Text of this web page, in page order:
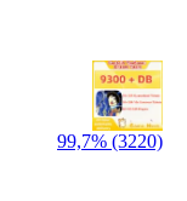
99,7% (3220)